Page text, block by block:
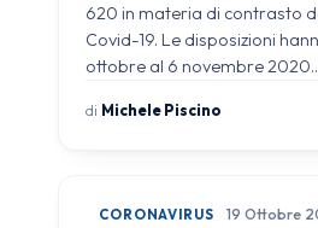
620 in materia di contrasto
Covid-19. Le disposizioni
ottobre al 6 novembre
di Michele Piscino
CORONAVIRUS 19 Ottobre